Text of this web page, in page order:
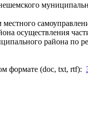
осуществления
района по
формате (doc, txt, rtf):